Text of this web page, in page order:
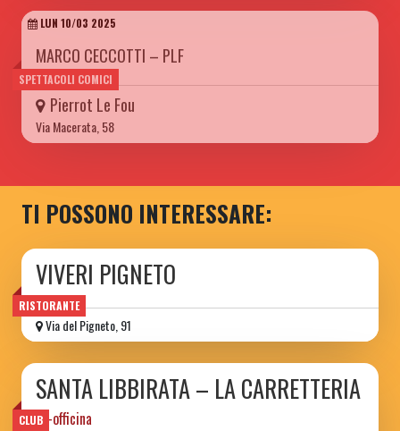
SPETTACOLI COMICI
LUN 10/03 2025
MARCO CECCOTTI – PLF
Pierrot Le Fou
Via Macerata, 58
TI POSSONO INTERESSARE:
RISTORANTE
VIVERI PIGNETO
Via del Pigneto, 91
CLUB
SANTA LIBBIRATA – LA CARRETTERIA
ex-officina